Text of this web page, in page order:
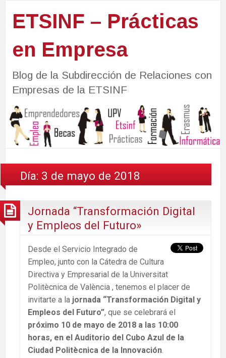
ETSINF – Prácticas
en Empresa
Blog de la Subdirección de Relaciones con
Empresas de la ETSINF
Día: 3 de mayo de 2018
Jornada “Transformación Digital
y Empleos del Futuro»
Desde el Servicio Integrado de
Empleo, junto con la Cátedra de Cultura
Directiva y Empresarial de la Universitat
Politècnica de València , tenemos el placer de
invitarte a la jornada “Transformación Digital y
Empleos del Futuro”, que se celebrará el
próximo 10 de mayo de 2018 a las 10:00
horas, en el Auditorio del Cubo Azul de la
Ciudad Politècnica de la Innovación.